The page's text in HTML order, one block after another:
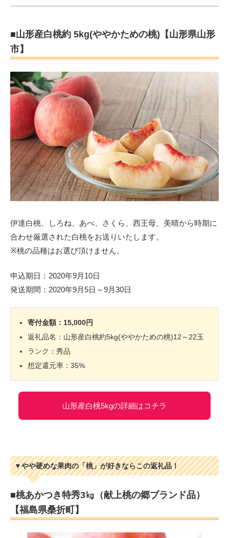
■山形産白桃約 5kg(ややかための桃)【山形県山形
市】
伊達白桃、しろね、あべ、さくら、西王母、美晴から時期に
合わせ厳選された白桃をお送りいたします。
※桃の品種はお選び頂けません。
申込期日：2020年9月10日
発送期間：2020年9月5日～9月30日
寄付金額：15,000円
返礼品名：山形産白桃約5kg(ややかための桃)12～22玉
ランク：秀品
想定還元率：35%
山形産白桃5kgの詳細はコチラ
▼やや硬めな果肉の「桃」が好きならこの返礼品！
■桃あかつき特秀3㎏（献上桃の郷ブランド品）
【福島県桑折町】